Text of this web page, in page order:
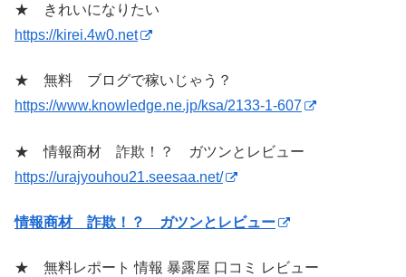
★ きれいになりたい
https://kirei.4w0.net
★ 無料 ブログで稼いじゃう？
https://www.knowledge.ne.jp/ksa/2133-1-607
★ 情報商材 詐欺！？ ガツンとレビュー
https://urajyouhou21.seesaa.net/
情報商材 詐欺！？ ガツンとレビュー
★ 無料レポート 情報 暴露屋 口コミ レビュー